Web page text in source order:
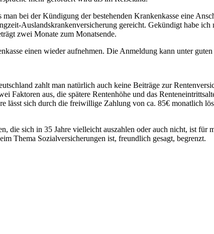
man bei der Kündigung der bestehenden Krankenkasse eine
Auslandskrankenversicherung gereicht. Gekündigt habe ich
zwei Monate zum Monatsende.
einen wieder aufnehmen. Die Anmeldung kann unter
zahlt man natürlich auch keine Beiträge zur
aus, die spätere Rentenhöhe und das
lässt sich durch die freiwillige Zahlung von ca. 85€ monatlich
die sich in 35 Jahre vielleicht auszahlen oder auch nicht, ist
Thema Sozialversicherungen ist, freundlich gesagt, begrenzt.